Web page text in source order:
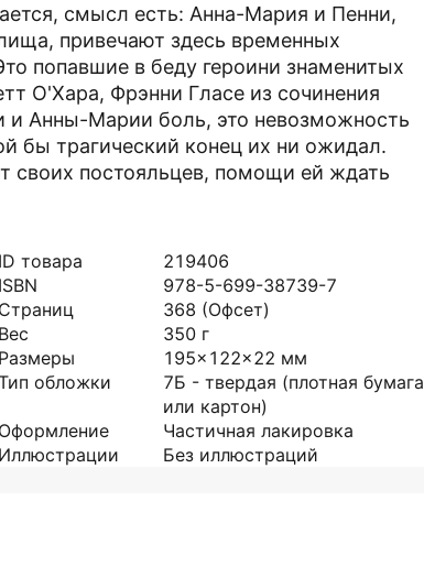
смысл есть: Анна-Мария и Пенни,
привечают здесь временных
попавшие в беду героини знаменитых
О'Хара, Фрэнни Гласе из сочинения
и Анны-Марии боль, это невозможность
бы трагический конец их ни ожидал.
своих постояльцев, помощи ей ждать
ID товара
219406
ISBN
978-5-699-38739-7
Страниц
368 (Офсет)
Вес
350 г
Размеры
195x122x22 мм
обложки
7Б - твердая (плотная бумага
или картон)
Оформление
Частичная лакировка
Иллюстрации
Без иллюстраций